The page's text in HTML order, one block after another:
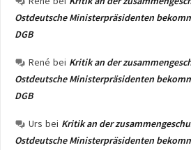
Ostdeutsche Ministerpräsidenten
DGB
René bei Kritik an der
Ostdeutsche Ministerpräsidenten
DGB
Urs bei Kritik an der
Ostdeutsche Ministerpräsidenten